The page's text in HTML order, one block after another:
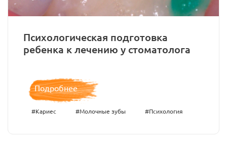
Психологическая подготовка
ребенка к лечению у стоматолога
Подробнее
#Кариес #Молочные зубы #Психология